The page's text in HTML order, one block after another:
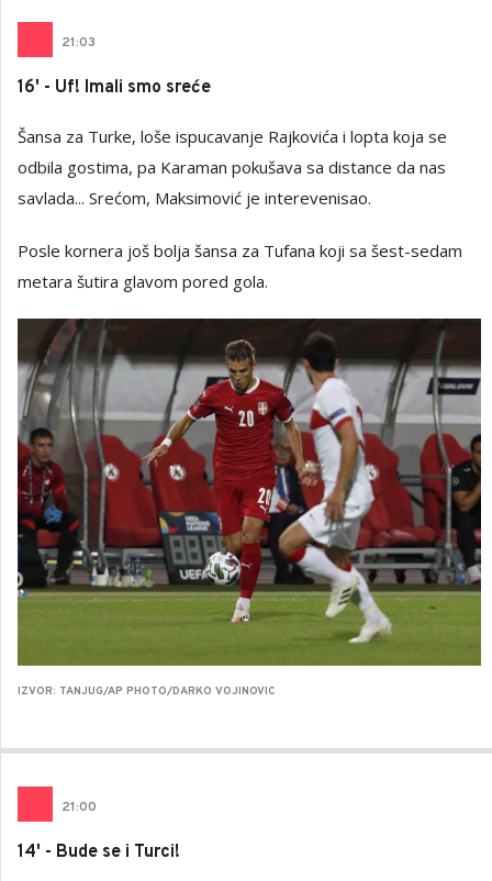
21:03
16' - Uf! Imali smo sreće
Šansa za Turke, loše ispucavanje Rajkovića i lopta koja se
odbila gostima, pa Karaman pokušava sa distance da nas
savlada... Srećom, Maksimović je interevenisao.
Posle kornera još bolja šansa za Tufana koji sa šest-sedam
metara šutira glavom pored gola.
IZVOR: TANJUG/AP PHOTO/DARKO VOJINOVIC
21:00
14' - Bude se i Turci!